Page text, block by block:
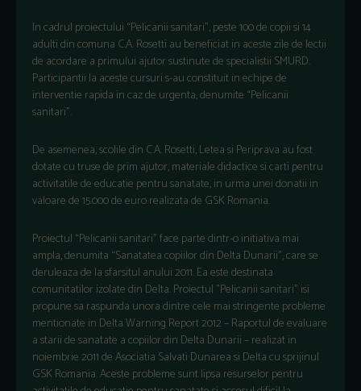
In cadrul proiectului “Pelicanii sanitari”, peste 100 de copii si 14
adulti din comuna C.A. Rosetti au beneficiat in aceste zile de lectii
de acordare a primului ajutor sustinute de specialistii SMURD.
Participantii la aceste cursuri s-au constituit in echipe de
interventie rapida in caz de urgenta, denumite “Pelicanii
sanitari”.
De asemenea, scolile din C.A. Rosetti, Letea si Periprava au fost
dotate cu truse de prim ajutor, materiale didactice si carti pentru
activitatile de educatie pentru sanatate, in urma unei donatii in
valoare de 15.000 de euro realizata de GSK Romania.
Proiectul “Pelicanii sanitari” face parte dintr-o initiativa mai
ampla, denumita “Sanatatea copiilor din Delta Dunarii”, care se
deruleaza de la sfarsitul anului 2011. Ea este destinata
comunitatilor izolate din Delta. Proiectul "Pelicanii sanitari" isi
propune sa raspunda unora dintre cele mai stringente probleme
mentionate in Delta Warning Report 2012 – Raportul de evaluare
a starii de sanatate a copiilor din Delta Dunarii – realizat in
noiembrie 2011 de Asociatia Salvati Dunarea si Delta cu sprijinul
GSK Romania. Aceste probleme sunt lipsa resurselor pentru